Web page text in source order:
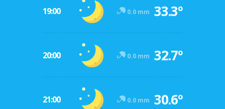
19:00 0.0 mm 33.3º
20:00 0.0 mm 32.7º
21:00 0.0 mm 30.6º